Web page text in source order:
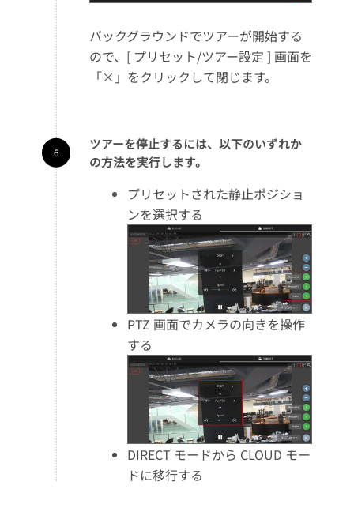
バックグラウンドでツアーが開始する
ので、[ プリセット/ツアー設定 ] 画面を
「×」をクリックして閉じます。
ツアーを停止するには、以下のいずれか
の方法を実行します。
プリセットされた静止ポジショ
ンを選択する
PTZ 画面でカメラの向きを操作
する
DIRECT モードから CLOUD モー
ドに移行する